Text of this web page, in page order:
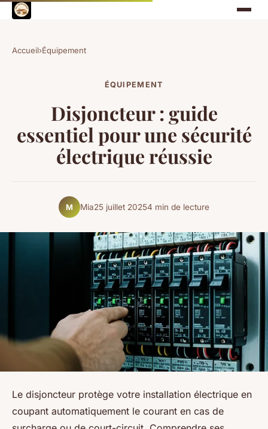
Accueil›Équipement
ÉQUIPEMENT
Disjoncteur : guide
essentiel pour une sécurité
électrique réussie
M Mia25 juillet 20254 min de lecture
Le disjoncteur protège votre installation électrique en
coupant automatiquement le courant en cas de